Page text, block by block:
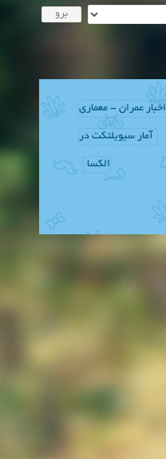
اخبار عمران - معماری
آمار سیویلتکت در
الکسا